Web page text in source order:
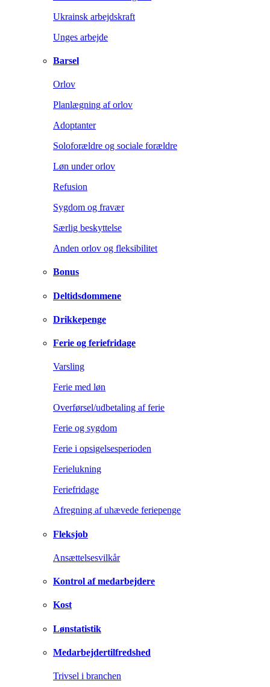
Ukrainsk arbejdskraft
Unges arbejde
Barsel
Orlov
Planlægning af orlov
Adoptanter
Soloforældre og sociale forældre
Løn under orlov
Refusion
Sygdom og fravær
Særlig beskyttelse
Anden orlov og fleksibilitet
Bonus
Deltidsdommene
Drikkepenge
Ferie og feriefridage
Varsling
Ferie med løn
Overførsel/udbetaling af ferie
Ferie og sygdom
Ferie i opsigelsesperioden
Ferielukning
Feriefridage
Afregning af uhævede feriepenge
Fleksjob
Ansættelsesvilkår
Kontrol af medarbejdere
Kost
Lønstatistik
Medarbejdertilfredshed
Trivsel i branchen